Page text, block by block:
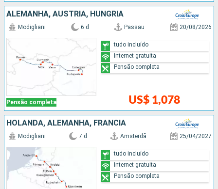
ALEMANHA, AUSTRIA, HUNGRIA
Pensão completa
Modigliani 6 d Passau 20/08/2026
US$ 1,078
tudo incluído
Internet gratuita
Pensão completa
HOLANDA, ALEMANHA, FRANCIA
Modigliani 7 d Amsterdã 25/04/2027
tudo incluído
Internet gratuita
Pensão completa